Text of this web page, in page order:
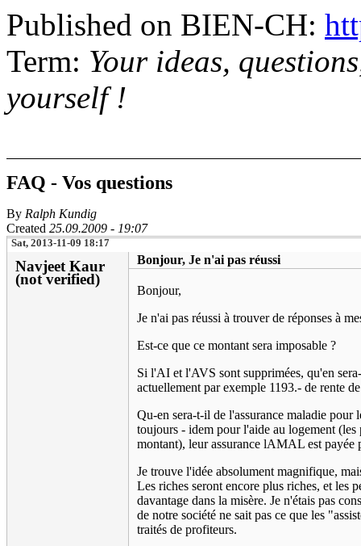
Published on BIEN-CH:
Term: Your ideas,
yourself !
FAQ - Vos questions
By Ralph Kundig
Created 25.09.2009 - 19:07
Sat, 2013-11-09 18:17
Navjeet Kaur
(not verified)
Bonjour, Je n'ai pas réussi
Bonjour,
Je n'ai pas réussi à trouver de réponses à
Est-ce que ce montant sera imposable ?
Si l'AI et l'AVS sont supprimées, qu'en
actuellement par exemple 1193.- de rente
Qu-en sera-t-il de l'assurance maladie pour
toujours - idem pour l'aide au logement
montant), leur assurance lAMAL est payée
Je trouve l'idée absolument magnifique,
Les riches seront encore plus riches, et les
davantage dans la misère. Je n'étais pas
de notre société ne sait pas ce que les
traités de profiteurs.